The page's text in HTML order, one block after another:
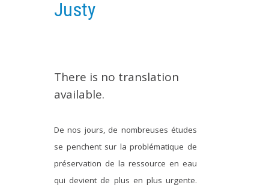
REGULAR SEMINARS
EDUCATION AND TRAINING
THESES IN PROGRESS
PRODUCTION
METHODS AND TOOLS
Justy
There is no translation
available.
De nos jours, de nombreuses études
se penchent sur la problématique de
préservation de la ressource en eau
qui devient de plus en plus urgente.